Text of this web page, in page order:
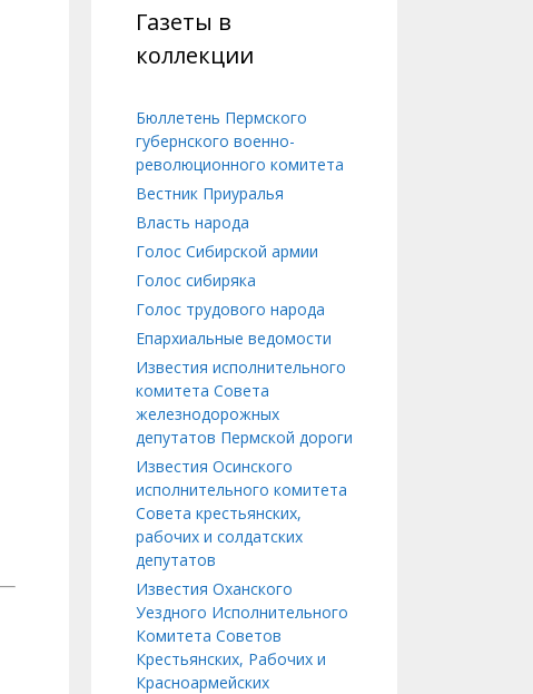
Газеты в
коллекции
Бюллетень Пермского
губернского военно-
революционного комитета
Вестник Приуралья
Власть народа
Голос Сибирской армии
Голос сибиряка
Голос трудового народа
Епархиальные ведомости
Известия исполнительного
комитета Совета
железнодорожных
депутатов Пермской дороги
Известия Осинского
исполнительного комитета
Совета крестьянских,
рабочих и солдатских
депутатов
Известия Оханского
Уездного Исполнительного
Комитета Советов
Крестьянских, Рабочих и
Красноармейских